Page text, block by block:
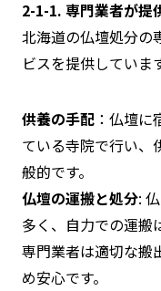
2-1-1. 専門業者が提
北海道の仏壇処分の
ビスを提供していま
供養の手配：仏壇に
ている寺院で行い、
般的です。
仏壇の運搬と処分:
多く、自力での運搬
専門業者は適切な搬
め安心です。